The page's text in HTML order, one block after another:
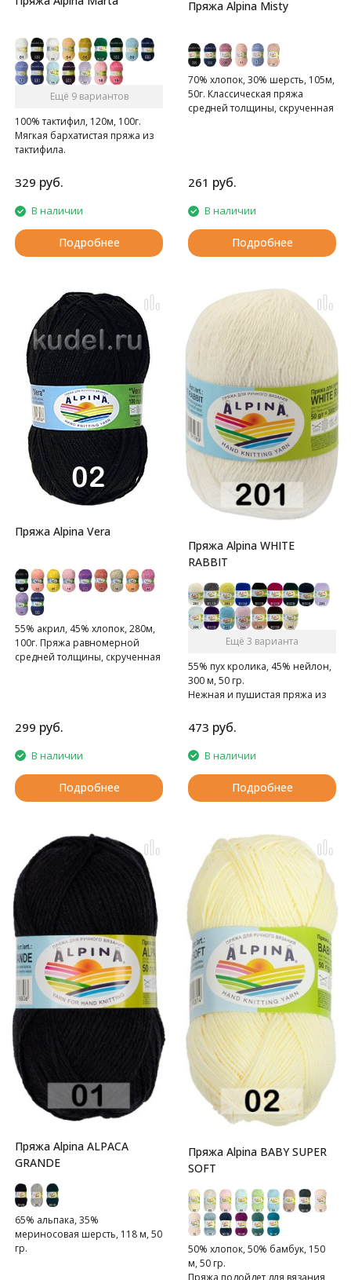
Ещё 9 вариантов
100% тактифил, 120м, 100г.
Мягкая бархатистая пряжа из
тактифила.
329 руб.
В наличии
Подробнее
Пряжа Alpina Misty
70% хлопок, 30% шерсть, 105м,
50г. Классическая пряжа
средней толщины, скрученная
261 руб.
В наличии
Подробнее
Пряжа Alpina Vera
55% акрил, 45% хлопок, 280м,
100г. Пряжа равномерной
средней толщины, скрученная
299 руб.
В наличии
Подробнее
Пряжа Alpina WHITE
RABBIT
Ещё 3 варианта
55% пух кролика, 45% нейлон,
300 м, 50 гр.
Нежная и пушистая пряжа из
породы
473 руб.
В наличии
Подробнее
Пряжа Alpina ALPACA
GRANDE
65% альпака, 35%
мериносовая шерсть, 118 м, 50
гр.
Пряжа Alpina BABY SUPER
SOFT
50% хлопок, 50% бамбук, 150
м, 50 гр.
Пряжа подойдет для вязания